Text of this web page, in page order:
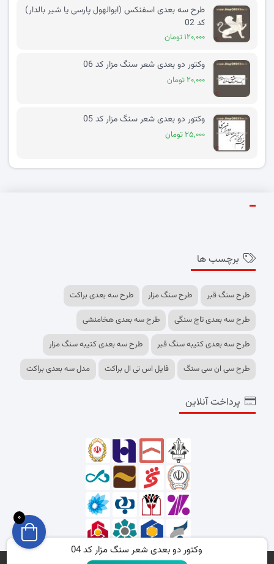
طرح سه بعدی اسفنکس (ابوالهول پارسی یا شیر بالدار)
کد 02
۱۲۰,۰۰۰ تومان
وکتور دو بعدی شعر سنگ مزار کد 06
۲۰,۰۰۰ تومان
وکتور دو بعدی شعر سنگ مزار کد 05
۲۵,۰۰۰ تومان
برچسب ها
طرح سنگ قبر طرح سنگ مزار
طرح سه بعدی براکت
طرح سه بعدی تاج سنگی
طرح سه بعدی هخامنشی
طرح سه بعدی کتیبه سنگ قبر
طرح سه بعدی کتیبه سنگ مزار
طرح سی ان سی سنگ
فایل اس تی ال براکت مدل سه بعدی براکت
پرداخت آنلاین
0
وکتور دو بعدی شعر سنگ مزار کد 04